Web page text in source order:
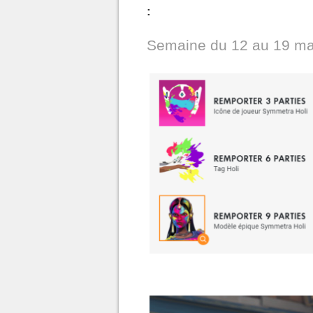
:
Semaine du 12 au 19